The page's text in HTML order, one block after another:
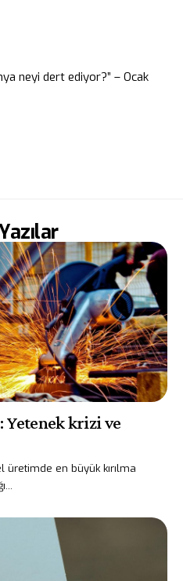
neyi dert ediyor?” – Ocak
krizi ve
en büyük kırılma